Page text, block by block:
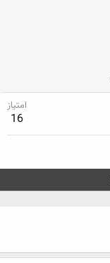
امتیاز
16